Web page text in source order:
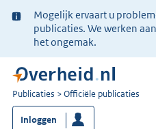
Ter
informatie:
Mogelijk ervaart u
publicaties. We werken
het ongemak.
U
bent
nu
Publicaties Officiële publicaties
Inloggen